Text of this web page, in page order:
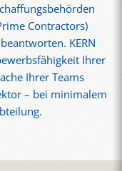
Contractors)
KERN
Ihrer
Ihrer Teams
– bei minimalem